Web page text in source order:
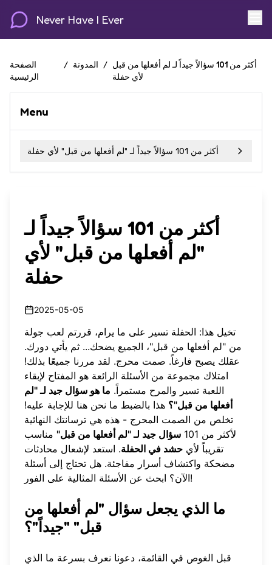
Never Have I Ever
الصفحة
الرئيسية
/ المدونة / أكثر من 101 سؤالاً جيداً لـ لم أفعلها من قبل
لأي حفلة
Menu
أكثر من 101 سؤالاً جيداً لـ "لم أفعلها من قبل" لأي حفلة
أكثر من 101 سؤالاً جيداً لـ
"لم أفعلها من قبل" لأي
حفلة
2025-05-05
تخيل هذا: الحفلة تسير على ما يرام، قررتم لعب جولة
من "لم أفعلها من قبل"، الجميع يضحك... ثم يأتي دورك.
عقلك يصبح فارغاً. صمت محرج. لقد مررنا جميعًا بذلك!
امتلاك مجموعة من الأسئلة الرائعة هو المفتاح لإبقاء
اللعبة تسير والمرح مستمراً. ما هو سؤال جيد لـ "لم
أفعلها من قبل"؟ هذا بالضبط ما نحن هنا للإجابة عليه!
تخلص من الصمت المحرج - هذه هي ترسانتك النهائية
لأكثر من 101
سؤال جيد لـ "لم أفعلها من قبل" مناسب
تقريباً لأي حشد في الحفلة. استعد لإشعال محادثات
مضحكة واكتشاف أسرار مفاجئة. هل تحتاج إلى أسئلة
الآن؟ ابحث عن الأسئلة المثالية على الفور!
ما الذي يجعل سؤال "لم أفعلها من
قبل" "جيداً"؟
قبل الغوص في القائمة، دعونا نعرف بسرعة ما الذي